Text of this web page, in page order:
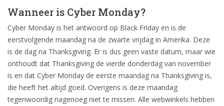
Wanneer is Cyber Monday?
Cyber Monday is het antwoord op Black Friday en is de
eerstvolgende maandag na de zwarte vrijdag in Amerika. Deze
is de dag na Thanksgiving. Er is dus geen vaste datum, maar wie
onthoudt dat Thanksgiving de vierde donderdag van november
is en dat Cyber Monday de eerste maandag na Thanksgiving is,
die heeft het altijd goed. Overigens is deze maandag
tegenwoordig nagenoeg niet te missen. Alle webwinkels hebben